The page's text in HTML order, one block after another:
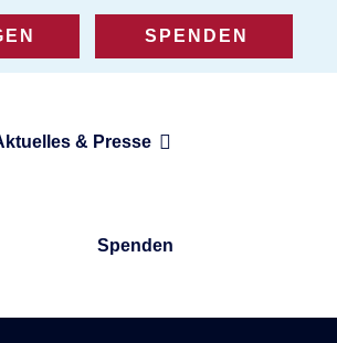
SPENDEN
& Presse
Spenden